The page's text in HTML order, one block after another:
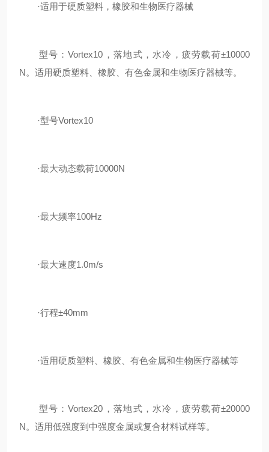
·适用于硬质塑料，橡胶和生物医疗器械
型号：Vortex10，落地式，水冷，疲劳载荷±10000
N。适用硬质塑料、橡胶、有色金属和生物医疗器械等。
·型号Vortex10
·最大动态载荷10000N
·最大频率100Hz
·最大速度1.0m/s
·行程±40mm
·适用硬质塑料、橡胶、有色金属和生物医疗器械等
型号：Vortex20，落地式，水冷，疲劳载荷±20000
N。适用低强度到中强度金属或复合材料试样等。